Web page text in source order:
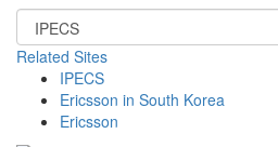
Related Sites
IPECS
Ericsson in South Korea
Ericsson